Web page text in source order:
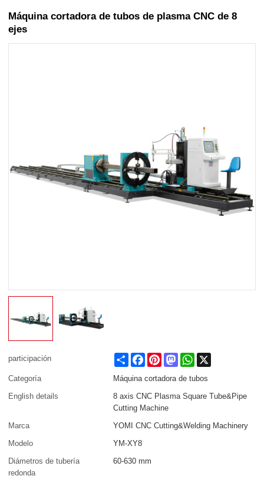
Máquina cortadora de tubos de plasma CNC de 8
ejes
participación Share FacebookPinterestMastodonWhatsApp
Categoría
Máquina cortadora de tubos
English details
8 axis CNC Plasma Square Tube&Pipe
Cutting Machine
Marca
YOMI CNC Cutting&Welding Machinery
Modelo
YM-XY8
Diámetros de tubería
redonda
60-630 mm